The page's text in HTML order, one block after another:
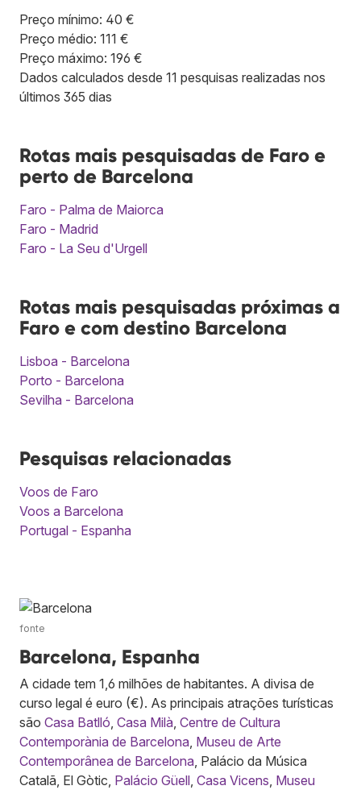
Preço mínimo: 40 €
Preço médio: 111 €
Preço máximo: 196 €
Dados calculados desde 11 pesquisas realizadas nos
últimos 365 dias
Rotas mais pesquisadas de Faro e
perto de Barcelona
Faro - Palma de Maiorca
Faro - Madrid
Faro - La Seu d'Urgell
Rotas mais pesquisadas próximas a
Faro e com destino Barcelona
Lisboa - Barcelona
Porto - Barcelona
Sevilha - Barcelona
Pesquisas relacionadas
Voos de Faro
Voos a Barcelona
Portugal - Espanha
fonte
Barcelona, Espanha
A cidade tem 1,6 milhões de habitantes. A divisa de
curso legal é euro (€). As principais atrações turísticas
são Casa Batlló Casa Milà Centre de Cultura
Contemporània de Barcelona Museu de Arte
Contemporânea de Barcelona , Palácio da Música
Catalã, El Gòtic, Palácio Güell Casa Vicens Museu